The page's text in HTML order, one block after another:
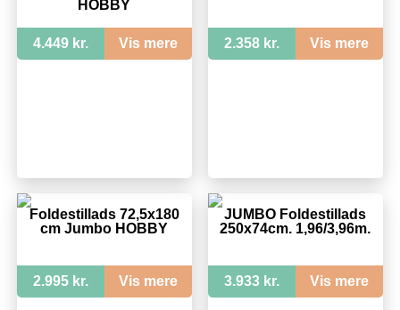
HOBBY
4.449 kr. Vis mere 2.358 kr. Vis mere
Foldestillads 72,5x180
cm Jumbo HOBBY
2.995 kr. Vis mere
JUMBO Foldestillads
250x74cm. 1,96/3,96m.
3.933 kr. Vis mere